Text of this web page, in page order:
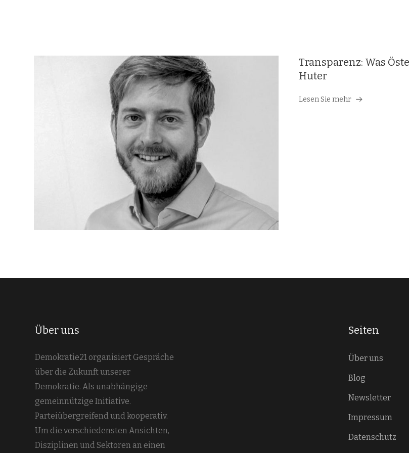
Transparenz: Was
Huter
Lesen Sie mehr
Über uns
Demokratie21 organisiert Gespräche
über die Zukunft unserer
Demokratie. Als unabhängige
gemeinnützige Initiative.
Parteiübergreifend und kooperativ.
Um die verschiedensten Ansichten,
Disziplinen und Sektoren an einen
Seiten
Über uns
Blog
Newsletter
Impressum
Datenschutz